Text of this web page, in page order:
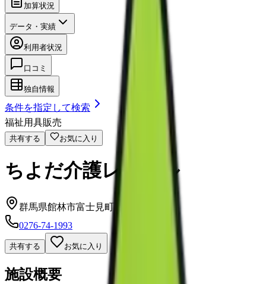
加算状況
データ・実績
利用者状況
口コミ
独自情報
条件を指定して検索
福祉用具販売
共有する お気に入り
ちよだ介護レンタル
群馬県館林市富士見町８番２１号
0276-74-1993
共有する お気に入り
施設概要